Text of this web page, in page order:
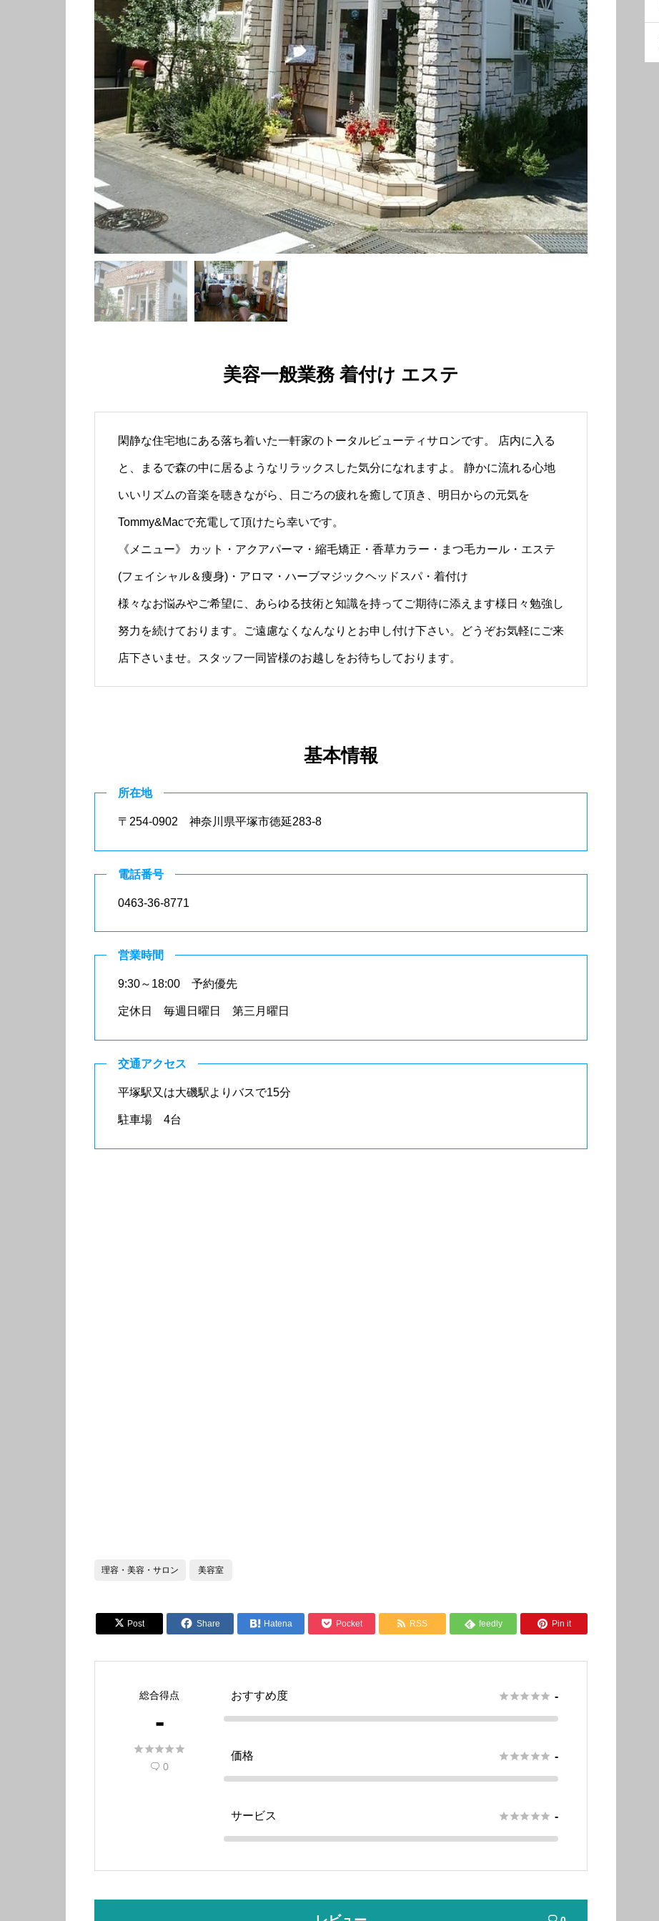
美容一般業務 着付け エステ
閑静な住宅地にある落ち着いた一軒家のトータルビューティサロンです。 店内に入る
と、まるで森の中に居るようなリラックスした気分になれますよ。 静かに流れる心地
いいリズムの音楽を聴きながら、日ごろの疲れを癒して頂き、明日からの元気を
Tommy&Macで充電して頂けたら幸いです。
《メニュー》 カット・アクアパーマ・縮毛矯正・香草カラー・まつ毛カール・エステ
(フェイシャル＆痩身)・アロマ・ハーブマジックヘッドスパ・着付け
様々なお悩みやご希望に、あらゆる技術と知識を持ってご期待に添えます様日々勉強し
努力を続けております。ご遠慮なくなんなりとお申し付け下さい。どうぞお気軽にご来
店下さいませ。スタッフ一同皆様のお越しをお待ちしております。
基本情報
所在地
〒254-0902 神奈川県平塚市徳延283-8
電話番号
0463-36-8771
営業時間
9:30～18:00 予約優先
定休日 毎週日曜日 第三月曜日
交通アクセス
平塚駅又は大磯駅よりバスで15分
駐車場 4台
理容・美容・サロン 美容室
 Post  Share  Hatena  Pocket  RSS  feedly  Pin it
総合得点
-

 0
おすすめ度  -
価格  -
サービス  -